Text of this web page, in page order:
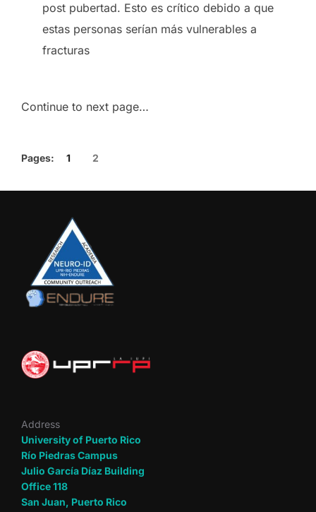
post pubertad. Esto es crítico debido a que
estas personas serían más vulnerables a
fracturas
Continue to next page…
Pages: 1 2
Address
University of Puerto Rico
Río Piedras Campus
Julio García Díaz Building
Office 118
San Juan, Puerto Rico